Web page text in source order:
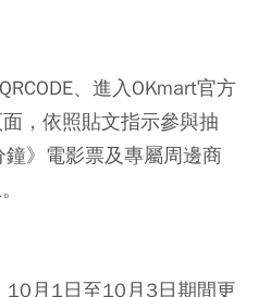
、進入OKmart官方
，依照貼文指示參與抽
》電影票及專屬周邊商
10月1日至10月3日期間更